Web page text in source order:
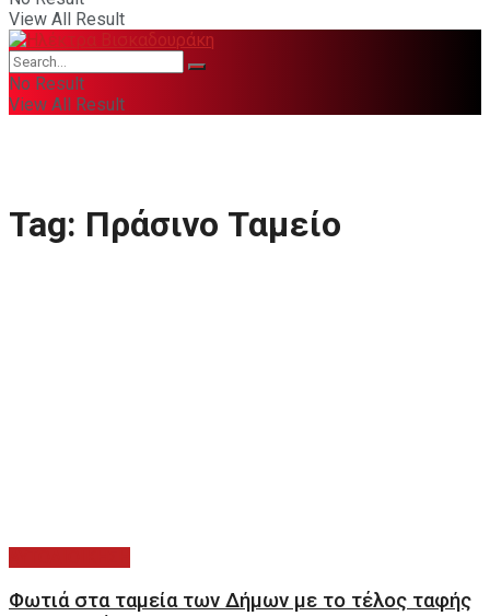
View All Result
No Result
View All Result
Tag: Πράσινο Ταμείο
Φωτιά στα ταμεία των Δήμων με το τέλος ταφής